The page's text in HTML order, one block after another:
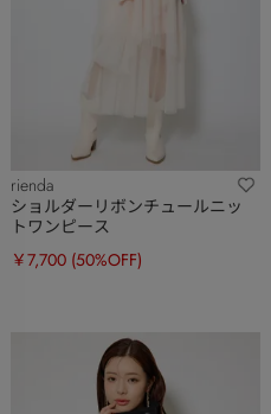
rienda
ショルダーリボンチュールニッ
トワンピース
￥7,700 (50%OFF)